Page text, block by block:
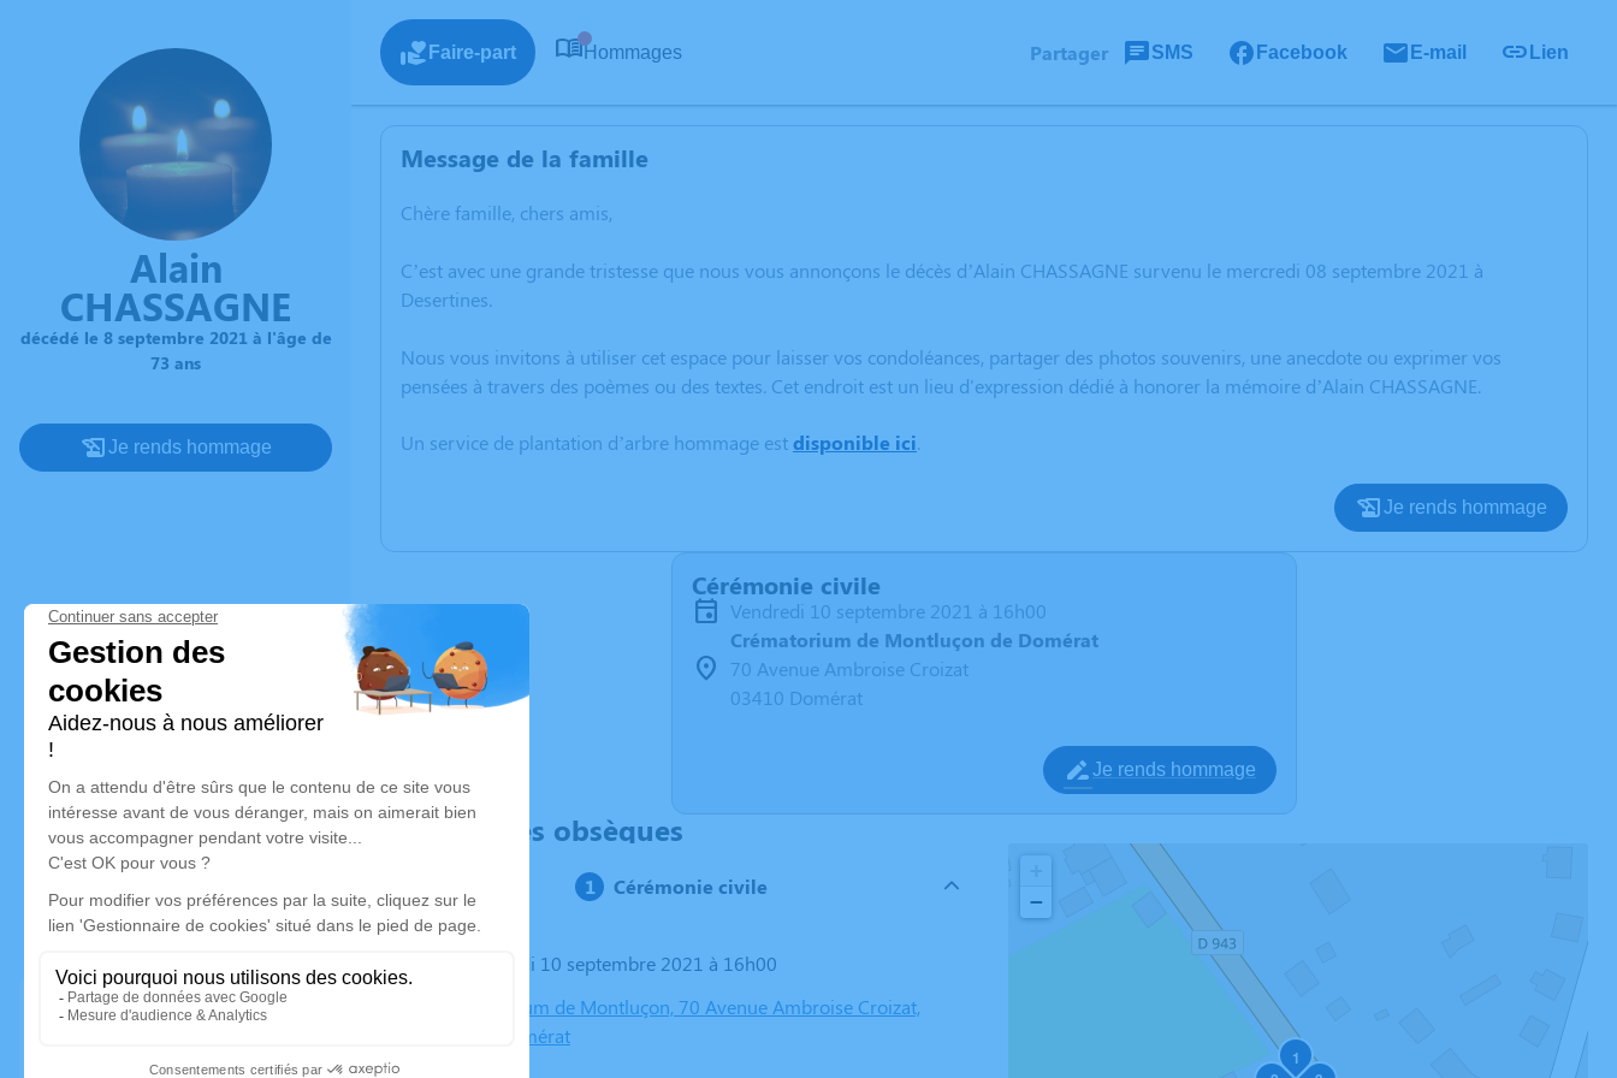
Alain
CHASSAGNE
décédé le 8 septembre 2021 à l'âge de
73 ans
Je rends hommage
Faire-part Hommages Partager SMS Facebook E-mail Lien
Message de la famille
Chère famille, chers amis,
C’est avec une grande tristesse que nous vous annonçons le décès d’Alain CHASSAGNE survenu le mercredi 08 septembre 2021 à
Desertines.
Nous vous invitons à utiliser cet espace pour laisser vos condoléances, partager des photos souvenirs, une anecdote ou exprimer vos
pensées à travers des poèmes ou des textes. Cet endroit est un lieu d'expression dédié à honorer la mémoire d’Alain CHASSAGNE.
Un service de plantation d’arbre hommage estdisponible ici.
Je rends hommage
Cérémonie civile
vendredi 10 septembre 2021 à 16h00
Crématorium de Montluçon de Domérat
70 Avenue Ambroise Croizat
03410 Domérat
Je rends hommage
Déroulé des obsèques
Cérémonie civile
Le vendredi 10 septembre 2021 à 16h00
Crématorium de Montluçon, 70 Avenue Ambroise Croizat,
03410 Domérat
1
−